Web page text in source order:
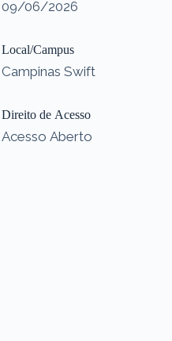
09/06/2026
Local/Campus
Campinas Swift
Direito de Acesso
Acesso Aberto